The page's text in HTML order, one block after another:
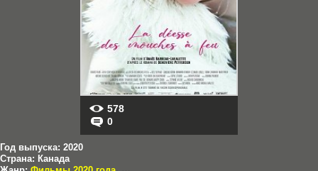
578
0
Год выпуска: 2020
Страна: Канада